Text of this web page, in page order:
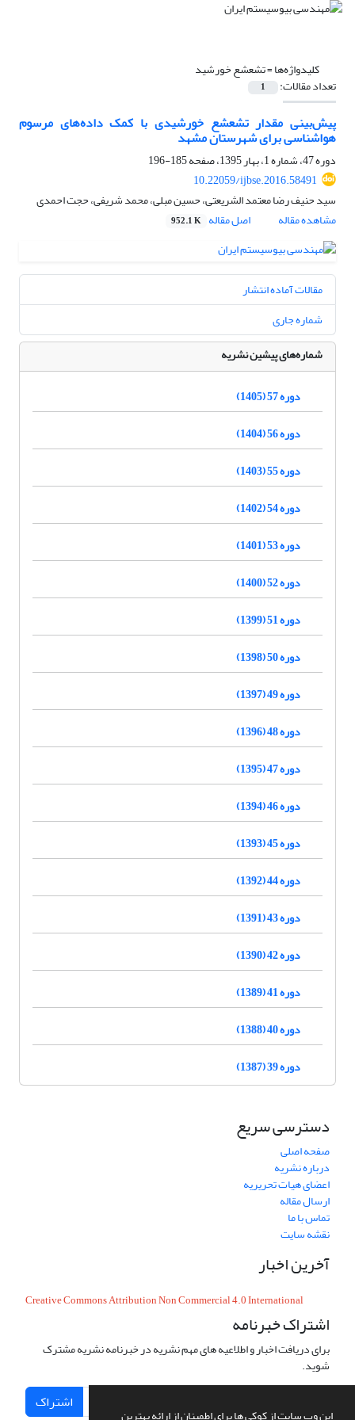
این وب سایت از کوکی ها برای اطمینان از ارائه بهترین
کلیدواژه‌ها =تشعشع خورشید
تعداد مقالات: 1
پیش‌بینی مقدار تشعشع خورشیدی با کمک داده‌های مرسوم
هواشناسی برای شهرستان مشهد
دوره 47، شماره 1، بهار 1395، صفحه
185-196
10.22059/ijbse.2016.58491
سید حنیف رضا معتمد الشریعتی، حسین مبلی، محمد شریفی، حجت احمدی
مشاهده مقاله
اصل مقاله 952.1 K
مقالات آماده انتشار
شماره جاری
شماره‌های پیشین نشریه
دوره 57 (1405)
دوره 56 (1404)
دوره 55 (1403)
دوره 54 (1402)
دوره 53 (1401)
دوره 52 (1400)
دوره 51 (1399)
دوره 50 (1398)
دوره 49 (1397)
دوره 48 (1396)
دوره 47 (1395)
دوره 46 (1394)
دوره 45 (1393)
دوره 44 (1392)
دوره 43 (1391)
دوره 42 (1390)
دوره 41 (1389)
دوره 40 (1388)
دوره 39 (1387)
دسترسی سریع
صفحه اصلی
درباره نشریه
اعضای هیات تحریریه
ارسال مقاله
تماس با ما
نقشه سایت
آخرین اخبار
Creative Commons Attribution Non Commercial 4.0 International
اشتراک خبرنامه
برای دریافت اخبار و اطلاعیه های مهم نشریه در خبرنامه نشریه مشترک
شوید.
اشتراک